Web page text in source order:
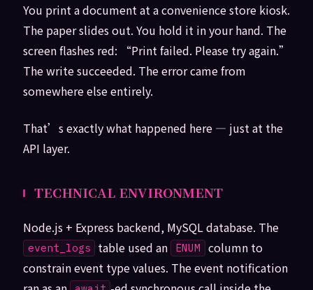
You print a document at a convenience store kiosk.
The paper slides out. You hold it in your hand. The
screen flashes red: “Print failed. Please try again.”
The write succeeded. The error came from
somewhere else entirely.
That’s exactly what happened here — just at the
API layer.
TECHNICAL ENVIRONMENT
Node.js + Express backend, MySQL database. The
event_logs table used an ENUM
column to
constrain event type values. The event notification